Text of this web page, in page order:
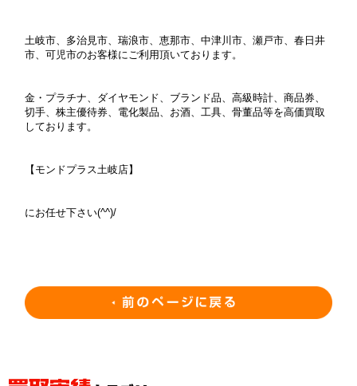
土岐市、多治見市、瑞浪市、恵那市、中津川市、瀬戸市、春日井
市、可児市のお客様にご利用頂いております。
金・プラチナ、ダイヤモンド、ブランド品、高級時計、商品券、
切手、株主優待券、電化製品、お酒、工具、骨董品等を高価買取
しております。
【モンドプラス土岐店】
にお任せ下さい(^^)/